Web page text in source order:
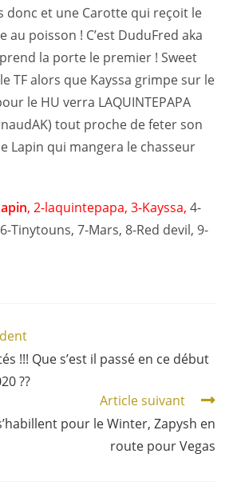
donc et une Carotte qui reçoit le
au poisson ! C’est DuduFred aka
la porte le premier ! Sweet
TF alors que Kayssa grimpe sur le
le HU verra LAQUINTEPAPA
tout proche de feter son
Lapin qui mangera le chasseur
, 2-laquintepapa, 3-Kayssa, 4-
Tinytouns, 7-Mars, 8-Red devil, 9-
!!! Que s’est il passé en ce début
??
Article suivant
pour le Winter, Zapysh en
route pour Vegas